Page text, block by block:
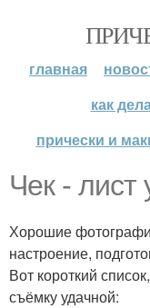
главная
как
прически и
Чек - лист
Хорошие
настроение,
Вот короткий
съёмку удачной: